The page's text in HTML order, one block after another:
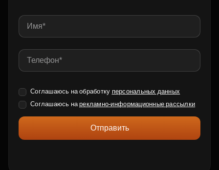
Соглашаюсь на обработку персональных данных
Соглашаюсь нарекламно-информационные рассылки
Отправить